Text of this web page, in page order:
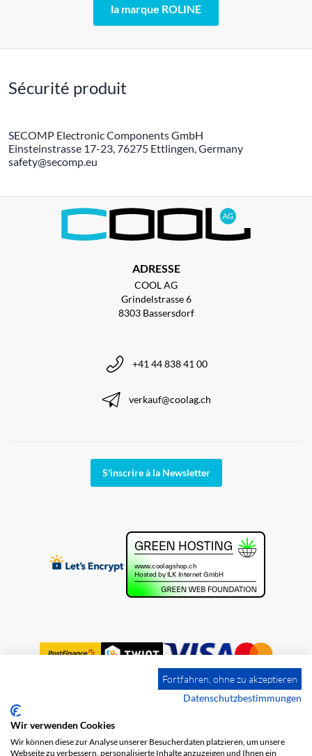
la marque ROLINE
Sécurité produit
SECOMP Electronic Components GmbH
Einsteinstrasse 17-23, 76275 Ettlingen, Germany
safety@secomp.eu
ADRESSE
COOL AG
Grindelstrasse 6
8303 Bassersdorf
+41 44 838 41 00
verkauf@coolag.ch
S'inscrire à la Newsletter
Impression
Protection des données
Fortfahren, ohne zu akzeptieren
Datenschutzbestimmungen
Wir verwenden Cookies
Wir können diese zur Analyse unserer Besucherdaten platzieren, um unsere
Webseite zu verbessern, personalisierte Inhalte anzuzeigen und Ihnen ein